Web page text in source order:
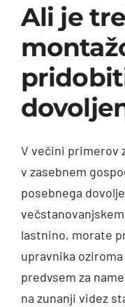
Kalkulatorji
O nas
Kontaktirajte
Pogosta
vprašanja
Ali je
V večini primerov
v zasebnem
posebnega
lastnino, morate
upravnika
predvsem za
na zunanji videz